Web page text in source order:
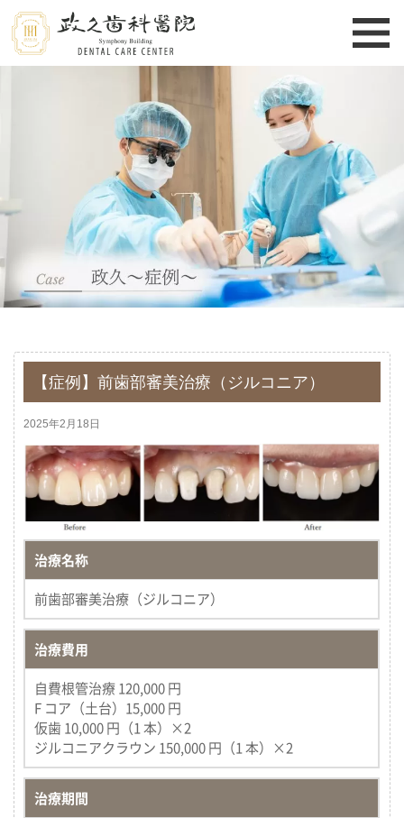
【症例】前歯部審美治療（ジルコニア）
2025年2月18日
治療名称
前歯部審美治療（ジルコニア）
治療費用
自費根管治療 120,000 円
F コア（土台）15,000 円
仮歯 10,000 円（1 本）×2
ジルコニアクラウン 150,000 円（1 本）×2
治療期間